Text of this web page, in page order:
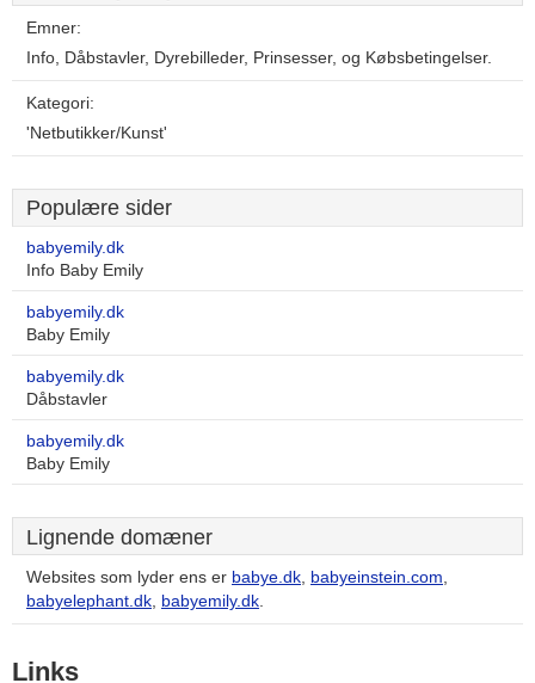
Emner:
Info, Dåbstavler, Dyrebilleder, Prinsesser, og Købsbetingelser.
Kategori:
'Netbutikker/Kunst'
Populære sider
babyemily.dk
Info Baby Emily
babyemily.dk
Baby Emily
babyemily.dk
Dåbstavler
babyemily.dk
Baby Emily
Lignende domæner
Websites som lyder ens er babye.dk, babyeinstein.com,
babyelephant.dk, babyemily.dk.
Links